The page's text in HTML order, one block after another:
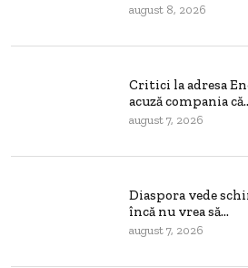
august 8, 2026
Critici la adresa
acuză compania
august 7, 2026
Diaspora vede
încă nu vrea să...
august 7, 2026